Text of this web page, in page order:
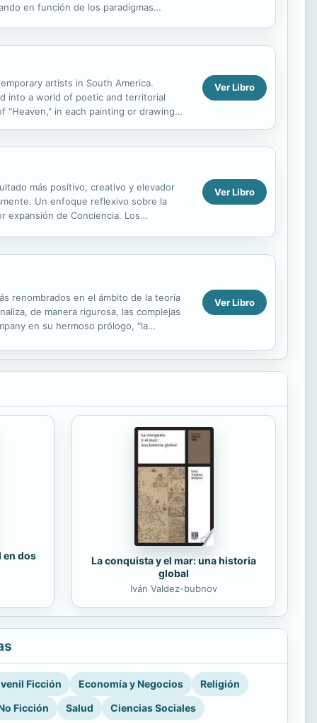
en función de los paradigmas
artists in South America.
into a world of poetic and territorial
"Heaven," in each painting or drawing
Ver Libro
más positivo, creativo y elevador
Un enfoque reflexivo sobre la
expansión de Conciencia. Los
Ver Libro
renombrados en el ámbito de la teoría
de manera rigurosa, las complejas
en su hermoso prólogo, "la
Ver Libro
en dos
La conquista y el mar: una historia
global
Iván Valdez-bubnov
Ficción Economía y Negocios
Religión
Ficción
Salud Ciencias Sociales